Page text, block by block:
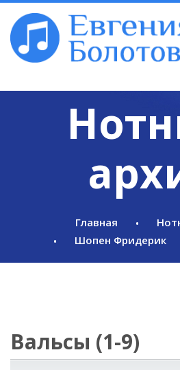
Главная
Шопен Фридерик
Вальсы (1-9)